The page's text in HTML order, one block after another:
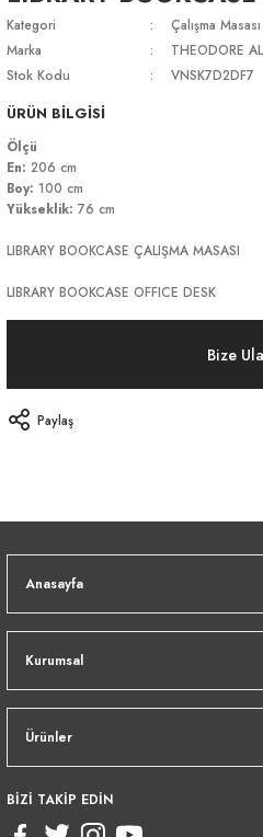
Kategori Çalışma Masası
Marka
THEODORE
Stok Kodu
VNSK7D2DF7
ÜRÜN BİLGİSİ
Ölçü
En: 206 cm
Boy: 100 cm
Yükseklik: 76 cm
LIBRARY BOOKCASE ÇALIŞMA MASASI
LIBRARY BOOKCASE OFFICE DESK
Bize
Paylaş
Anasayfa
Kurumsal
Ürünler
BİZİ TAKİP EDİN